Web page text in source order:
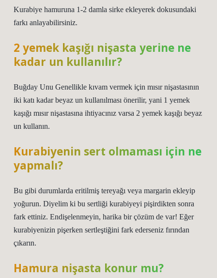
Kurabiye hamuruna 1-2 damla sirke ekleyerek dokusundaki
farkı anlayabilirsiniz.
2 yemek kaşığı nişasta yerine ne
kadar un kullanılır?
Buğday Unu Genellikle kıvam vermek için mısır nişastasının
iki katı kadar beyaz un kullanılması önerilir, yani 1 yemek
kaşığı mısır nişastasına ihtiyacınız varsa 2 yemek kaşığı beyaz
un kullanın.
Kurabiyenin sert olmaması için ne
yapmalı?
Bu gibi durumlarda eritilmiş tereyağı veya margarin ekleyip
yoğurun. Diyelim ki bu sertliği kurabiyeyi pişirdikten sonra
fark ettiniz. Endişelenmeyin, harika bir çözüm de var! Eğer
kurabiyenizin pişerken sertleştiğini fark ederseniz fırından
çıkarın.
Hamura nişasta konur mu?